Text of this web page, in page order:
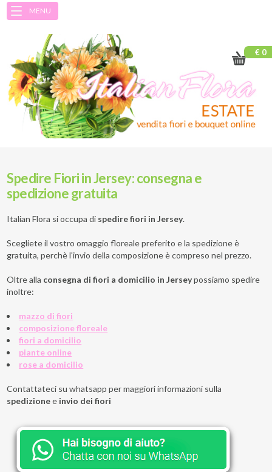
MENU
€ 0
Spedire Fiori in Jersey: consegna e
spedizione gratuita
Italian Flora si occupa di spedire fiori in Jersey.
Scegliete il vostro omaggio floreale preferito e la spedizione è
gratuita, perchè l'invio della composizione è compreso nel prezzo.
Oltre alla consegna di fiori a domicilio in Jerseypossiamo spedire
inoltre:
mazzo di fiori
composizione floreale
fiori a domicilio
piante online
rose a domicilio
Contattateci su whatsapp per maggiori informazioni sulla
spedizionee invio dei fiori